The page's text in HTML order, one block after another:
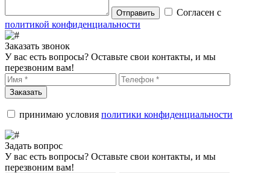
Отправить
Согласен с
политикой конфиденциальности
Заказать звонок
У вас есть вопросы? Оставьте свои контакты, и мы
перезвоним вам!
Заказать
принимаю условия политики конфиденциальности
Задать вопрос
У вас есть вопросы? Оставьте свои контакты, и мы
перезвоним вам!